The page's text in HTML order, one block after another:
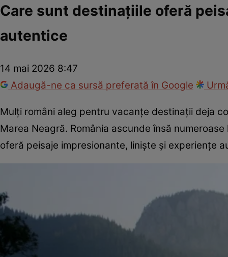
Care sunt destinațiile oferă
autentice
14 mai 2026 8:47
Adaugă-ne ca sursă preferată în Google
Mulți români aleg pentru vacanțe destinații deja
Marea Neagră. România ascunde însă
oferă peisaje impresionante, liniște și experiențe